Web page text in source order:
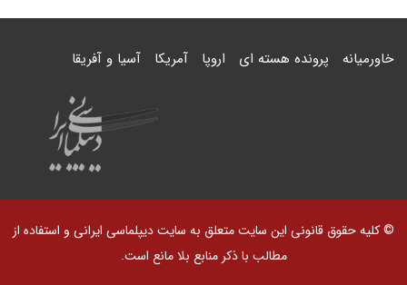
خاورمیانه پرونده هسته ای اروپا آمریکا آسیا و آفریقا
© کلیه حقوق قانونی این سایت متعلق به سایت دیپلماسی ایرانی و استفاده از
مطالب با ذکر منابع بلا مانع است.